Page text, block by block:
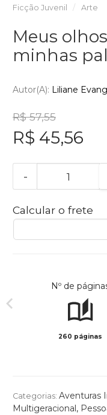
Ficção Juvenil Arte
Meus
minhas
Autor(a): Liliane
R$ 57,55
R$ 45,56
-
Calcular o frete
Nº de
260 páginas
Categorias: Aventuras
Multigeracional,